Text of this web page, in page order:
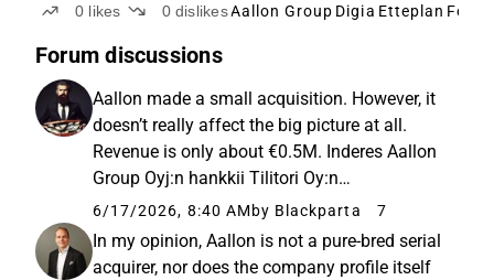
includes expert companies from accounting firms to
engineers and legal services.
0 likes 0 dislikesAallon Group Digia Etteplan
Forum discussions
Aallon made a small acquisition. However, it
doesn’t really affect the big picture at all.
Revenue is only about €0.5M. Inderes Aallon
Group Oyj:n hankkii Tilitori Oy:n
liiketoiminnan - Inderes Tilitoimisto Aallon
Group Oyj jatkaa strategiansa mukaista
kasvua hankkimalla Rovaniemell...
6/17/2026, 8:40 AMby Blackparta 7
In my opinion, Aallon is not a pure-bred serial
acquirer, nor does the company profile itself